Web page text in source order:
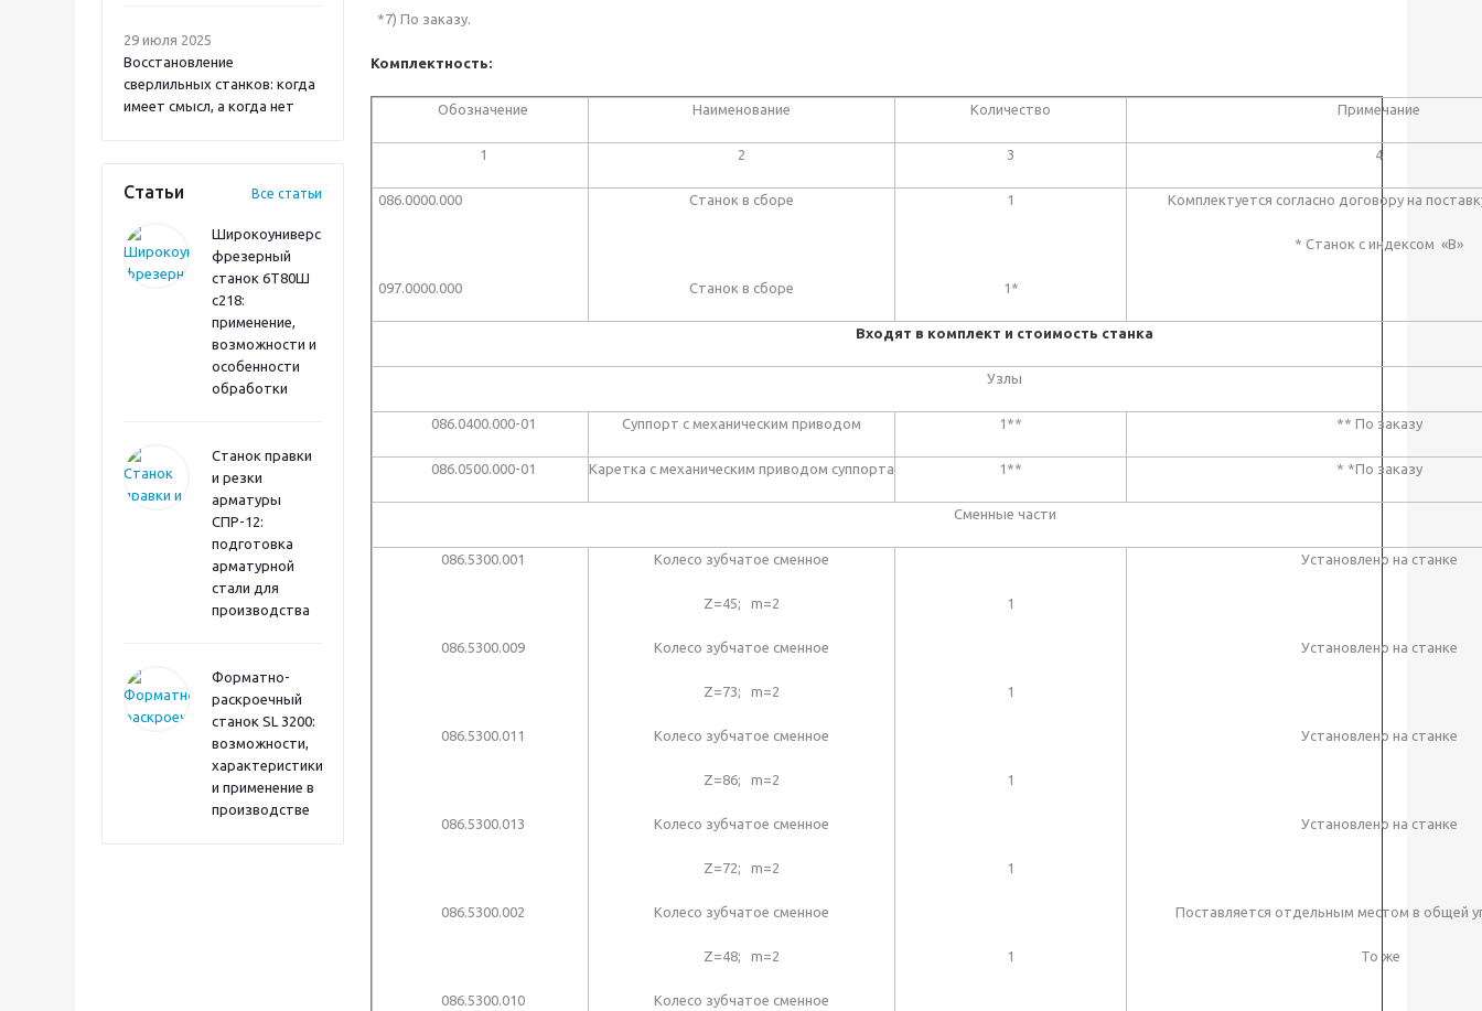
29 июля 2025
Восстановление
сверлильных станков: когда
имеет смысл, а когда нет
Статьи Все статьи
Широкоуниверсальный
фрезерный
станок 6Т80Ш
с218:
применение,
возможности и
особенности
обработки
Станок правки
и резки
арматуры
СПР-12:
подготовка
арматурной
стали для
производства
Форматно-
раскроечный
станок SL 3200:
возможности,
характеристики
и применение в
производстве
*7) По заказу.
Комплектность:
Обозначение Наименование Количество Примечание
1 2 3 4
086.0000.000
097.0000.000
Станок в сборе
Станок в сборе
1
1*
Комплектуется согласно договору на
* Станок с индексом «В»
Входят в комплект и стоимость станка
Узлы
086.0400.000-01 Суппорт с механическим приводом 1** ** По заказу
086.0500.000-01 Каретка с механическим приводом суппорта 1** * *По заказу
Сменные части
086.5300.001
086.5300.009
086.5300.011
086.5300.013
086.5300.002
086.5300.010
Колесо зубчатое сменное
Z=45; m=2
Колесо зубчатое сменное
Z=73; m=2
Колесо зубчатое сменное
Z=86; m=2
Колесо зубчатое сменное
Z=72; m=2
Колесо зубчатое сменное
Z=48; m=2
Колесо зубчатое сменное
1
1
1
1
1
Установлено на станке
Установлено на станке
Установлено на станке
Установлено на станке
Поставляется отдельным местом в общей
То же